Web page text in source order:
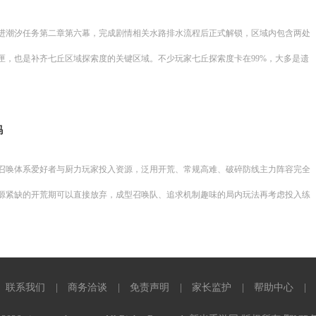
潮汐任务第二章第六幕，完成剧情相关水路排水流程后正式解锁，区域内包含两处
，也是补齐七丘区域探索度的关键区域。不少玩家七丘探索度卡在99%，大多是遗
唤体系爱好者与厨力玩家投入资源，泛用开荒、常规高难、破碎防线主力阵容完全
紧缺的开荒期可以直接放弃，成型召唤队、追求机制趣味的局内玩法再考虑投入练
联系我们 商务洽谈 免责声明 家长监护 帮助中心